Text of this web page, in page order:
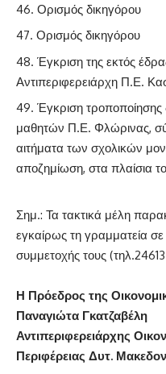
Ορισμός δικηγόρου
Ορισμός δικηγόρου
Έγκριση της εκτός
Αντιπεριφερειάρχη Π.Ε.
Έγκριση
μαθητών Π.Ε. Φλώρινας,
αιτήματα των σχολικών
αποζημίωση, στα πλαίσια
Σημ.: Τα τακτικά μέλη
εγκαίρως τη γραμματεία
συμμετοχής τους
Η Πρόεδρος της
Παναγιώτα Γκατζαβέλη
Αντιπεριφερειάρχης
Περιφέρειας Δυτ.